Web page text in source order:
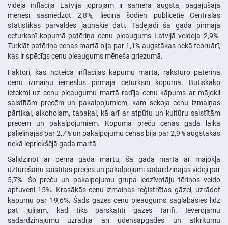
vidējā inflācija Latvijā joprojām ir samērā augsta, pagājušajā
mēnesī sasniedzot 2,8%, liecina šodien publicētie Centrālās
statistikas pārvaldes jaunākie dati. Tādējādi šā gada pirmajā
ceturksnī kopumā patēriņa cenu pieaugums Latvijā veidoja 2,9%.
Turklāt patēriņa cenas martā bija par 1,1% augstākas nekā februārī,
kas ir spēcīgs cenu pieaugums mēneša griezumā.
Faktori, kas noteica inflācijas kāpumu martā, raksturo patēriņa
cenu izmaiņu iemeslus pirmajā ceturksnī kopumā. Būtiskāko
ietekmi uz cenu pieaugumu martā radīja cenu kāpums ar mājokli
saistītām precēm un pakalpojumiem, kam sekoja cenu izmaiņas
pārtikai, alkoholam, tabakai, kā arī ar atpūtu un kultūru saistītām
precēm un pakalpojumiem. Kopumā preču cenas gada laikā
palielinājās par 2,7% un pakalpojumu cenas bija par 2,9% augstākas
nekā iepriekšējā gada martā.
Salīdzinot ar pērnā gada martu, šā gada martā ar mājokļa
uzturēšanu saistītās preces un pakalpojumi sadārdzinājās vidēji par
5,7%. Šo preču un pakalpojumu grupa iedzīvotāju tēriņos veido
aptuveni 15%. Krasākās cenu izmaiņas reģistrētas gāzei, uzrādot
kāpumu par 19,6%. Šāds gāzes cenu pieaugums saglabāsies līdz
pat jūlijam, kad tiks pārskatīti gāzes tarifi. Ievērojamu
sadārdzinājumu uzrādīja arī ūdensapgādes un atkritumu